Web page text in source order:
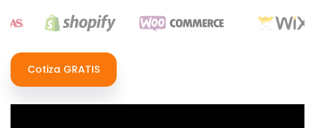
Cotiza GRATIS